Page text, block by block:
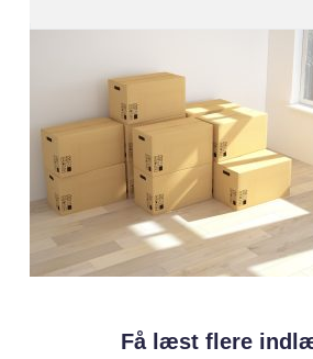
Få læst flere